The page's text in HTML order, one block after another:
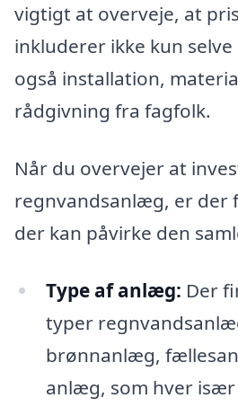
vigtigt at overveje, at
inkluderer ikke kun
også installation,
rådgivning fra fagfolk.
Når du overvejer at
regnvandsanlæg, er der
der kan påvirke den
Type af anlæg: Der
typer
brønnanlæg,
anlæg, som hver